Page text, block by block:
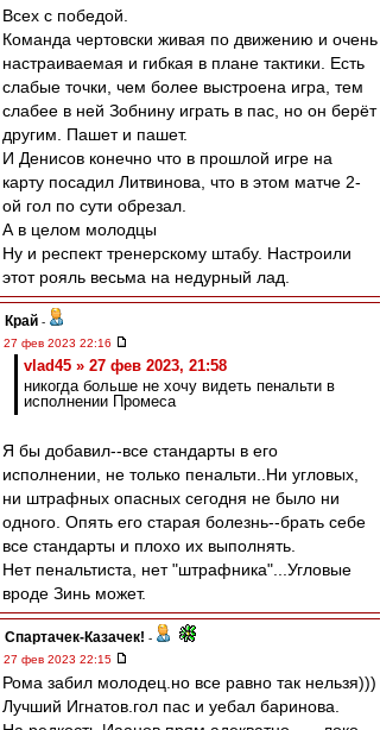
Всех с победой.
Команда чертовски живая по движению и очень
настраиваемая и гибкая в плане тактики. Есть
слабые точки, чем более выстроена игра, тем
слабее в ней Зобнину играть в пас, но он берёт
другим. Пашет и пашет.
И Денисов конечно что в прошлой игре на
карту посадил Литвинова, что в этом матче 2-
ой гол по сути обрезал.
А в целом молодцы
Ну и респект тренерскому штабу. Настроили
этот рояль весьма на недурный лад.
Край -
27 фев 2023 22:16
vlad45 » 27 фев 2023, 21:58
никогда больше не хочу видеть пенальти в
исполнении Промеса
Я бы добавил--все стандарты в его
исполнении, не только пенальти..Ни угловых,
ни штрафных опасных сегодня не было ни
одного. Опять его старая болезнь--брать себе
все стандарты и плохо их выполнять.
Нет пенальтиста, нет "штрафника"...Угловые
вроде Зинь может.
Спартачек-Казачек! -
27 фев 2023 22:15
Рома забил молодец.но все равно так нельзя)))
Лучший Игнатов.гол пас и уебал баринова.